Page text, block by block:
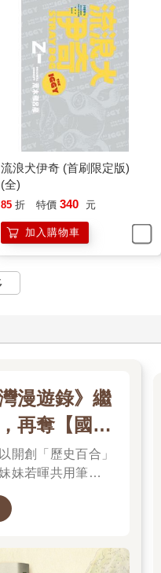
張手機的廣告單，在公車
紹，就會忍不住開始想，
不覺就到站了。
所以就算早到家，家裡也
，然後托著下巴，一邊凝
自己的手機。
題。至於來電鈴聲嘛，就
啡屋》1裡那首動聽的曲子
聲來呼喚我。
時。
無法用我真的手握住腦海
閉上眼，腦海裡都有一支
一個與視覺區域不同的地
以可以不受干擾，盡情地
屬於其他人，而是我所獨
會被弄髒，時間的功能也
冷冷清清的，雲層很厚，
的卻是白霧，我一邊發
流浪犬伊奇 (首刷限定版)
(全)
85 折 特價 340 元
加入購物車
漫遊錄》繼
再奪【國際
開創「歷史百合」
妹若暉共用筆名，
的日治歷史考據融
《臺灣漫遊錄》透
國際布克獎，寫下
世界聽見台灣的身